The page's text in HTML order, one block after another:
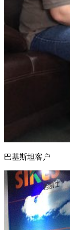
巴基斯坦客户